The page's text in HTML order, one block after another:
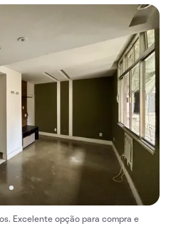
Excelente opção para compra e